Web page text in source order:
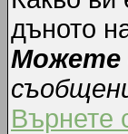
дъното
Можете
Върнете